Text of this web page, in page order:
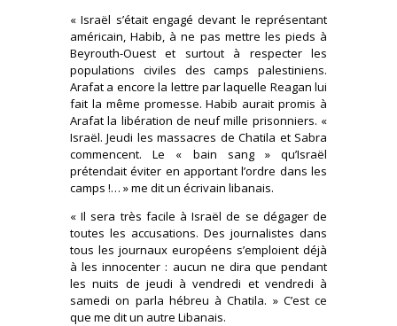
« Israël s’était engagé devant le représentant
américain, Habib, à ne pas mettre les pieds à
Beyrouth-Ouest et surtout à respecter les
populations civiles des camps palestiniens.
Arafat a encore la lettre par laquelle Reagan lui
fait la même promesse. Habib aurait promis à
Arafat la libération de neuf mille prisonniers. «
Israël. Jeudi les massacres de Chatila et Sabra
commencent. Le « bain sang » qu’Israël
prétendait éviter en apportant l’ordre dans les
camps !… » me dit un écrivain libanais.
« Il sera très facile à Israël de se dégager de
toutes les accusations. Des journalistes dans
tous les journaux européens s’emploient déjà
à les innocenter : aucun ne dira que pendant
les nuits de jeudi à vendredi et vendredi à
samedi on parla hébreu à Chatila. » C’est ce
que me dit un autre Libanais.